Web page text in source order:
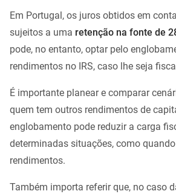
Em Portugal, os juros obtidos em
sujeitos a uma retenção na fonte de
pode, no entanto, optar pelo
rendimentos no IRS, caso lhe seja
É importante planear e comparar
quem tem outros rendimentos de
englobamento pode reduzir a carga
determinadas situações, como
rendimentos.
Também importa referir que, no caso